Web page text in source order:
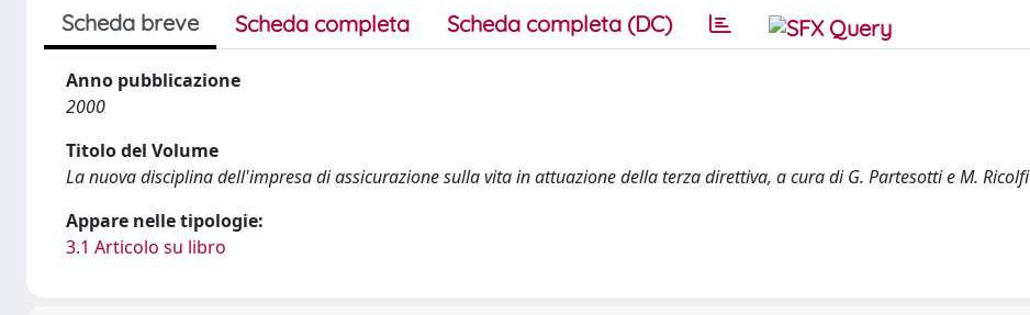
Scheda breve Scheda completa Scheda completa (DC)
Anno pubblicazione
2000
Titolo del Volume
La nuova disciplina dell'impresa di assicurazione sulla vita in attuazione della terza direttiva, a cura di G. Partesotti e M. Ricolfi
Appare nelle tipologie:
3.1 Articolo su libro